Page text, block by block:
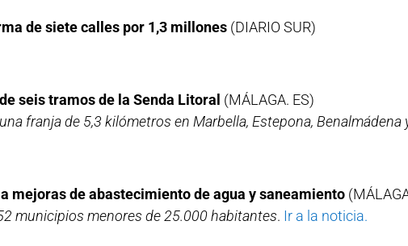
de siete calles por 1,3 millones (DIARIO SUR)
seis tramos de la Senda Litoral (MÁLAGA. ES)
franja de 5,3 kilómetros en Marbella, Estepona, Benalmádena
mejoras de abastecimiento de agua y saneamiento
municipios menores de 25.000 habitantes. Ir a la noticia.